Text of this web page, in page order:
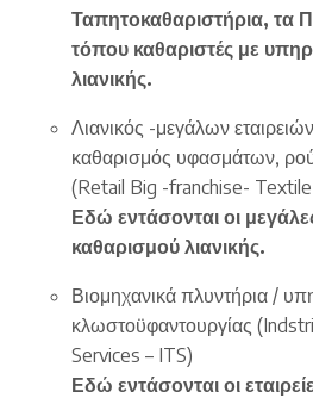
Ταπητοκαθαριστήρια, τα
τόπου καθαριστές με
λιανικής.
Λιανικός -μεγάλων
καθαρισμός υφασμάτων,
(Retail Big -franchise- Textile
Εδώ εντάσονται οι
καθαρισμού λιανικής.
Βιομηχανικά πλυντήρια /
κλωστοϋφαντουργίας
Services – ITS)
Εδώ εντάσονται οι